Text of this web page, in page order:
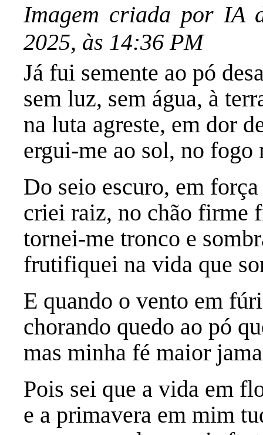
Imagem criada por IA
2025, às 14:36 PM
Já fui semente ao pó
sem luz, sem água, à
na luta agreste, em dor
ergui-me ao sol, no fogo
Do seio escuro, em
criei raiz, no chão firme
tornei-me tronco e
frutifiquei na vida que
E quando o vento em
chorando quedo ao pó
mas minha fé maior
Pois sei que a vida em
e a primavera em mim